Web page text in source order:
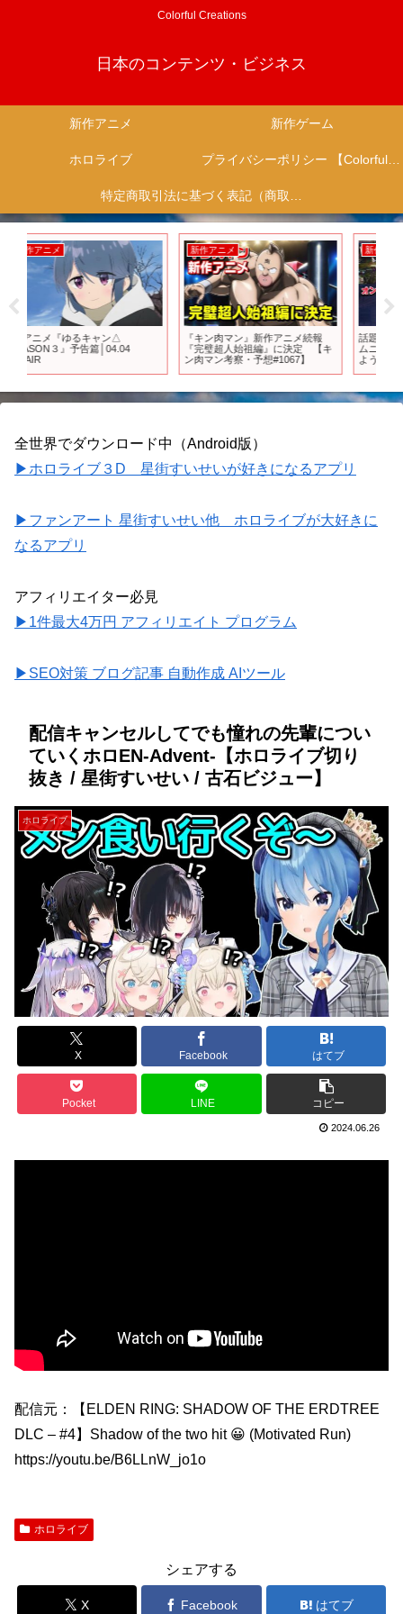
Colorful Creations
日本のコンテンツ・ビジネス
新作アニメ 新作ゲーム
ホロライブ プライバシーポリシー 【Colorful Creation】
特定商取引法に基づく表記（商取引に関する開示）
新作アニメ
『キン肉マン』新作アニメ続報
『完璧超人始祖編』に決定 【キ
ン肉マン考察・予想#1067】
新作ゲーム
話題の新作ゲームや体験版をゲー
ムニュースと合わせてチェックし
よう!!
全世界でダウンロード中（Android版）
▶ホロライブ３D 星街すいせいが好きになるアプリ
▶ファンアート 星街すいせい他 ホロライブが大好きに
なるアプリ
アフィリエイター必見
▶1件最大4万円 アフィリエイト プログラム
▶SEO対策 ブログ記事 自動作成 AIツール
配信キャンセルしてでも憧れの先輩につい
ていくホロEN-Advent-【ホロライブ切り
抜き / 星街すいせい / 古石ビジュー】
ホロライブ
X Facebook はてブ
Pocket LINE コピー
2024.06.26
配信元：【ELDEN RING: SHADOW OF THE ERDTREE
DLC – #4】Shadow of the two hit 😀 (Motivated Run)
https://youtu.be/B6LLnW_jo1o
ホロライブ
シェアする
X Facebook はてブ